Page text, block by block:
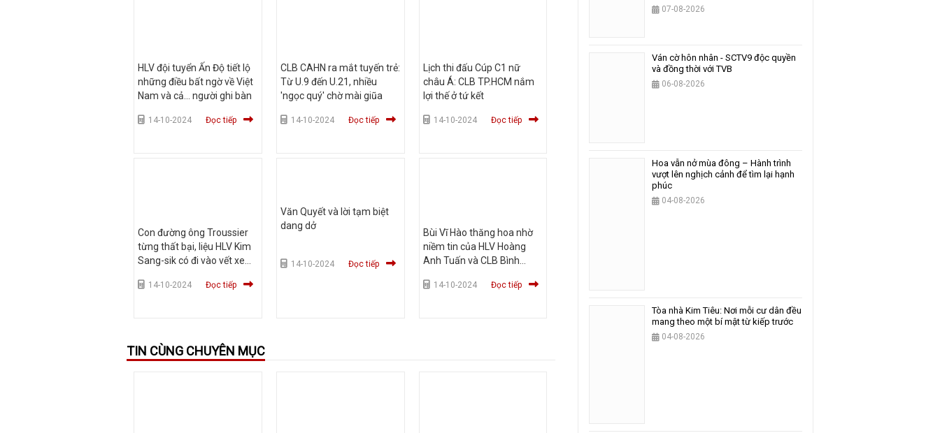
HLV đội tuyển Ấn Độ tiết lộ
những điều bất ngờ về Việt
Nam và cả… người ghi bàn
14-10-2024 Đọc tiếp
CLB CAHN ra mắt tuyến trẻ:
Từ U.9 đến U.21, nhiều
'ngọc quý' chờ mài giũa
14-10-2024 Đọc tiếp
Lịch thi đấu Cúp C1 nữ
châu Á: CLB TP.HCM nắm
lợi thế ở tứ kết
14-10-2024 Đọc tiếp
Con đường ông Troussier
từng thất bại, liệu HLV Kim
Sang-sik có đi vào vết xe
14-10-2024 Đọc tiếp
Văn Quyết và lời tạm biệt
dang dở
14-10-2024 Đọc tiếp
Bùi Vĩ Hào thăng hoa nhờ
niềm tin của HLV Hoàng
Anh Tuấn và CLB Bình
14-10-2024 Đọc tiếp
TIN CÙNG CHUYÊN MỤC
07-08-2026
Ván cờ hôn nhân - SCTV9 độc quyền
và đồng thời với TVB
06-08-2026
Hoa vẫn nở mùa đông – Hành trình
vượt lên nghịch cảnh để tìm lại hạnh
phúc
04-08-2026
Tòa nhà Kim Tiêu: Nơi mỗi cư dân đều
mang theo một bí mật từ kiếp trước
04-08-2026